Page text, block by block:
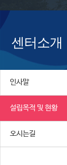
센터소개
인사말
설립목적 및 현황
오시는길